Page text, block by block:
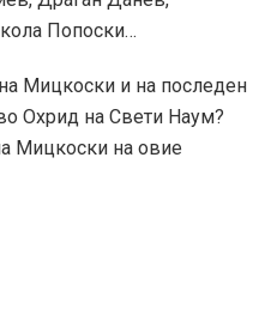
Попоски…
Мицкоски и на последен
Охрид на Свети Наум?
Мицкоски на овие